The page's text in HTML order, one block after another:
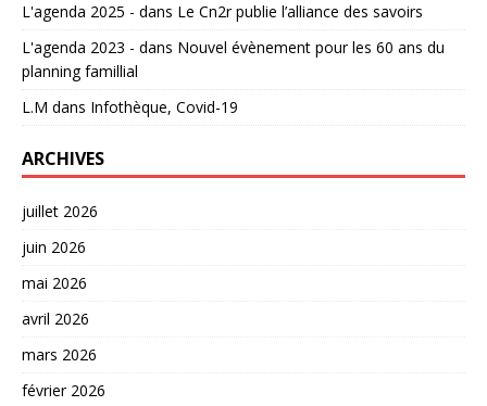
L'agenda 2025 - dans Le Cn2r publie l’alliance des savoirs
L'agenda 2023 - dans Nouvel évènement pour les 60 ans du
planning famillial
L.M dans Infothèque, Covid-19
ARCHIVES
juillet 2026
juin 2026
mai 2026
avril 2026
mars 2026
février 2026